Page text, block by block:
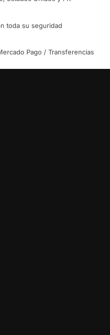
toda su seguridad
Pago / Transferencias